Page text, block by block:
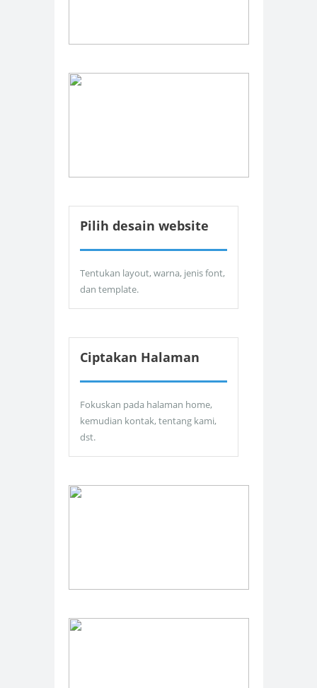
Pilih desain website
Tentukan layout, warna, jenis font,
dan template.
Ciptakan Halaman
Fokuskan pada halaman home,
kemudian kontak, tentang kami,
dst.